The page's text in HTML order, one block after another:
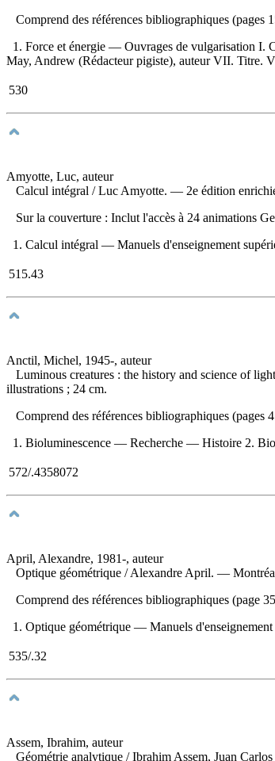
Comprend des références bibliographiques
1. Force et énergie — Ouvrages de vulgarisation I.
May, Andrew (Rédacteur pigiste), auteur VII. Titre.
530
Amyotte, Luc, auteur
Calcul intégral / Luc Amyotte. — 2e édition
Sur la couverture : Inclut l'accès à 24 animations
1. Calcul intégral — Manuels d'enseignement
515.43
Anctil, Michel, 1945-, auteur
Luminous creatures : the history and science of
illustrations ; 24 cm.
Comprend des références bibliographiques (pages
1. Bioluminescence — Recherche — Histoire 2.
572/.4358072
April, Alexandre, 1981-, auteur
Optique géométrique / Alexandre April. —
Comprend des références bibliographiques (page
1. Optique géométrique — Manuels
535/.32
Assem, Ibrahim, auteur
Géométrie analytique / Ibrahim Assem, Juan